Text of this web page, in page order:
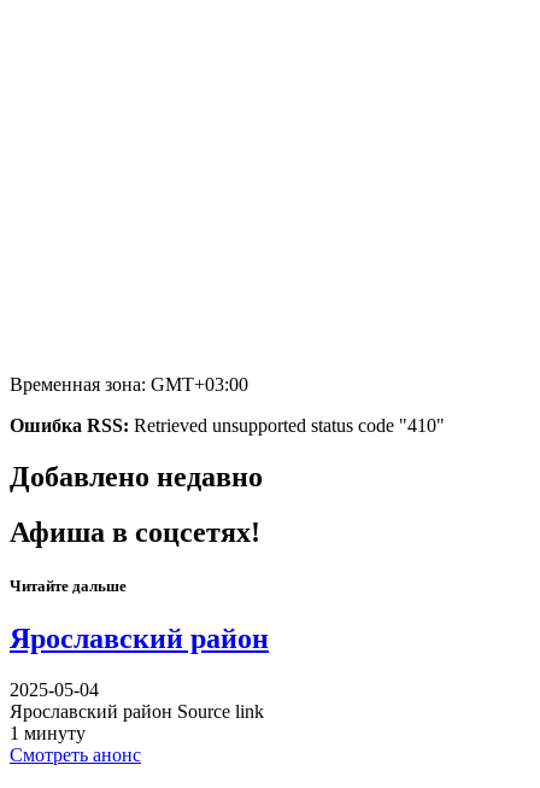
Временная зона: GMT+03:00
Ошибка RSS: Retrieved unsupported status code "410"
Добавлено недавно
Афиша в соцсетях!
Читайте дальше
Ярославский район
2025-05-04
Ярославский район Source link
1 минуту
Смотреть анонс